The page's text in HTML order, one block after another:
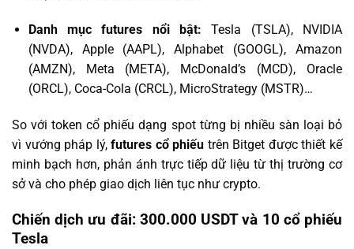
Danh mục futures nổi bật: Tesla (TSLA), NVIDIA
(NVDA), Apple (AAPL), Alphabet (GOOGL), Amazon
(AMZN), Meta (META), McDonald’s (MCD), Oracle
(ORCL), Coca-Cola (CRCL), MicroStrategy (MSTR)…
So với token cổ phiếu dạng spot từng bị nhiều sàn loại bỏ
vì vướng pháp lý,futures cổ phiếu trên Bitget được thiết kế
minh bạch hơn, phản ánh trực tiếp dữ liệu từ thị trường cơ
sở và cho phép giao dịch liên tục như crypto.
Chiến dịch ưu đãi: 300.000 USDT và 10 cổ phiếu
Tesla